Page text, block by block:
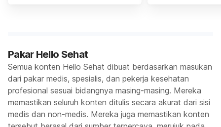
Pakar Hello Sehat
Semua konten Hello Sehat dibuat berdasarkan masukan
dari pakar medis, spesialis, dan pekerja kesehatan
profesional sesuai bidangnya masing-masing. Mereka
memastikan seluruh konten ditulis secara akurat dari sisi
medis dan non-medis. Mereka juga memastikan konten